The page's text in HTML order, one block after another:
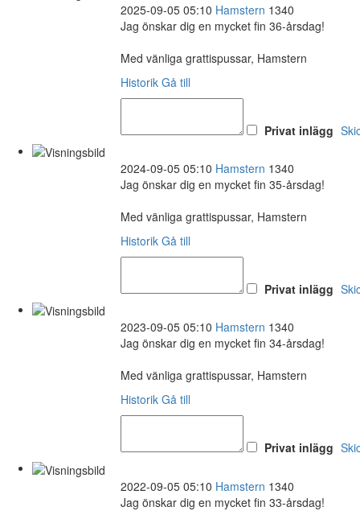
2025-09-05 05:10 Hamstern 1340
Jag önskar dig en mycket fin 36-årsdag!
Med vänliga grattispussar, Hamstern
Historik Gå till
Privat inlägg
2024-09-05 05:10 Hamstern 1340
Jag önskar dig en mycket fin 35-årsdag!
Med vänliga grattispussar, Hamstern
Historik Gå till
Privat inlägg
2023-09-05 05:10 Hamstern 1340
Jag önskar dig en mycket fin 34-årsdag!
Med vänliga grattispussar, Hamstern
Historik Gå till
Privat inlägg
2022-09-05 05:10 Hamstern 1340
Jag önskar dig en mycket fin 33-årsdag!